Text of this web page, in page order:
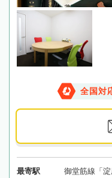
全国対
最寄駅
御堂筋線「